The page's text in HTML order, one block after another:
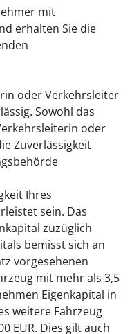
mit
erhalten Sie die
oder Verkehrsleiter
Sowohl das
oder
Zuverlässigkeit
Ihres
sein. Das
zuzüglich
bemisst sich an
vorgesehenen
mit mehr als 3,5
Eigenkapital in
weitere Fahrzeug
EUR. Dies gilt auch